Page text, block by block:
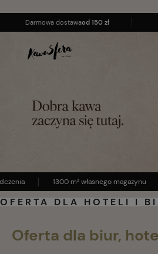
Darmowa dostawaod 150 zł
1300 m² własnego magazynu
OFERTA DLA HOTELI I
Oferta dla biur,